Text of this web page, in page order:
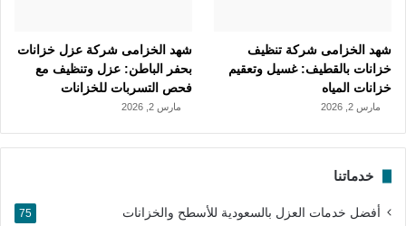
شهد الخزامى شركة تنظيف
خزانات بالقطيف: غسيل وتعقيم
خزانات المياه
مارس 2, 2026
شهد الخزامى شركة عزل خزانات
بحفر الباطن: عزل وتنظيف مع
فحص التسربات للخزانات
مارس 2, 2026
خدماتنا
أفضل خدمات العزل بالسعودية للأسطح والخزانات 75